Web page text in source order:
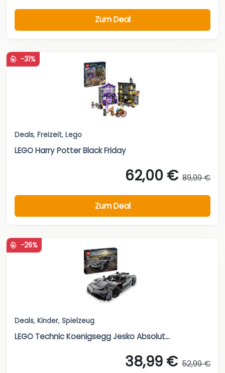
Zum Deal
-31%
Deals, Freizeit, Lego
LEGO Harry Potter Black Friday
62,00 € 89,99 €
Zum Deal
-26%
Deals, Kinder, Spielzeug
LEGO Technic Koenigsegg Jesko Absolut...
38,99 € 52,99 €